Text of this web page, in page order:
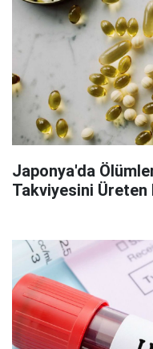
Japonya'da
Takviyesini Üreten